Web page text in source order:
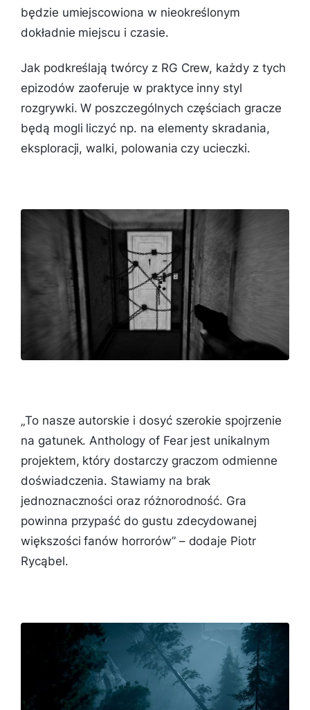
będzie umiejscowiona w nieokreślonym
dokładnie miejscu i czasie.
Jak podkreślają twórcy z RG Crew, każdy z tych
epizodów zaoferuje w praktyce inny styl
rozgrywki. W poszczególnych częściach gracze
będą mogli liczyć np. na elementy skradania,
eksploracji, walki, polowania czy ucieczki.
„To nasze autorskie i dosyć szerokie spojrzenie
na gatunek. Anthology of Fear jest unikalnym
projektem, który dostarczy graczom odmienne
doświadczenia. Stawiamy na brak
jednoznaczności oraz różnorodność. Gra
powinna przypaść do gustu zdecydowanej
większości fanów horrorów” – dodaje Piotr
Rycąbel.